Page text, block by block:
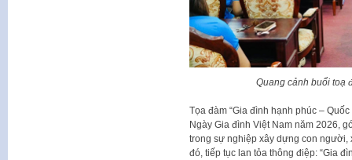
Quang cảnh buổi toạ
Tọa đàm “Gia đình hạnh phúc –
Ngày Gia đình Việt Nam năm 2026,
trong sự nghiệp xây dựng con người,
đó, tiếp tục lan tỏa thông điệp: “Gia